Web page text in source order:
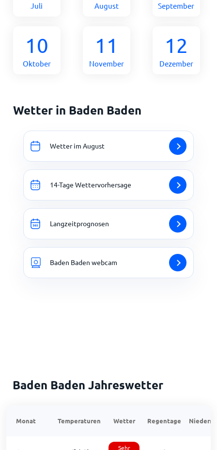
Juli August September
10
Oktober
11
November
12
Dezember
Wetter in Baden Baden
Wetter im August
14-Tage Wettervorhersage
Langzeitprognosen
Baden Baden webcam
Baden Baden Jahreswetter
Monat Temperaturen Wetter Regentage
Sehr